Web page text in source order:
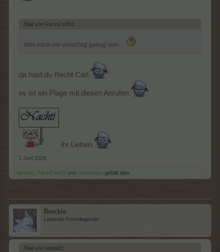
Zitat von FarmCarl03: ↑
Man kann nie vorsichtig genug sein ...
da hast du Recht Carl.
es ist ein Plage mit diesen Anrufen.
ihr Lieben.
1 Juni 2026
tanto01 FarmCarl03 und crissicrissi gefällt dies.
Breckie
Lebende Forenlegende
Zitat von tanto01: ↑